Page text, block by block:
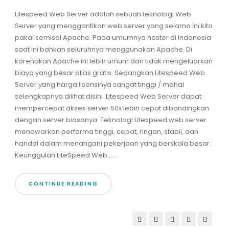
Litespeed Web Server adalah sebuah teknologi Web
Server yang menggantikan web server yang selama ini kita
pakai semisal Apache. Pada umumnya hoster di Indonesia
saat ini bahkan seluruhnya menggunakan Apache. Di
karenakan Apache ini lebih umum dan tidak mengeluarkan
biaya yang besar alias gratis. Sedangkan Litespeed Web
Server yang harga lisensinya sangat tinggi / mahal
selengkapnya dilihat disini. Litespeed Web Server dapat
mempercepat akses server 50x lebih cepat dibandingkan
dengan server biasanya. Teknologi Litespeed web server
menawarkan performa tinggi, cepat, ringan, stabil, dan
handal dalam menangani pekerjaan yang berskala besar.
Keunggulan LiteSpeed Web......
CONTINUE READING